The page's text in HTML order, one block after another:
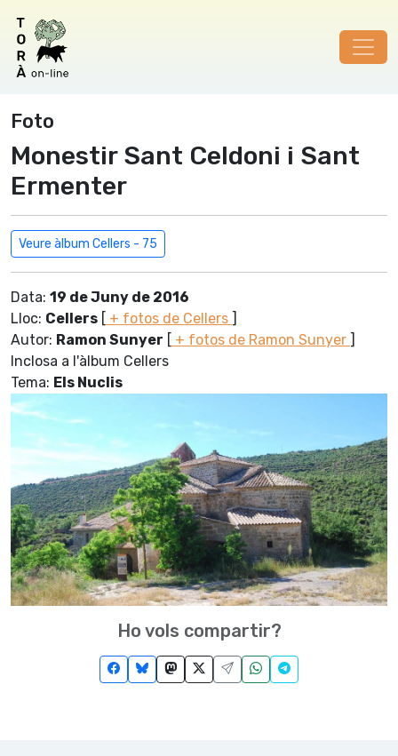
Foto
Monestir Sant Celdoni i Sant
Ermenter
Veure àlbum Cellers - 75
Data: 19 de Juny de 2016
Lloc: Cellers [ + fotos de Cellers ]
Autor: Ramon Sunyer [ + fotos de Ramon Sunyer ]
Inclosa a l'àlbum Cellers
Tema: Els Nuclis
Ho vols compartir?